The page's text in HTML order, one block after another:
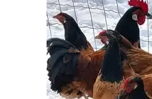
5,00 €3,00 €.